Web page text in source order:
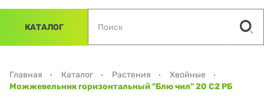
КАТАЛОГ
Главная Каталог Растения
Хвойные
Можжевельник горизонтальный "Блю чил" 20 С2 РБ